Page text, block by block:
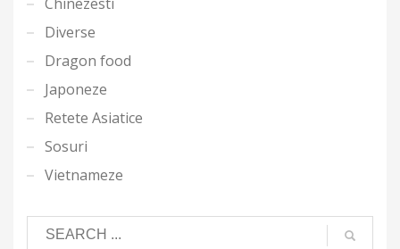
Diverse
Dragon food
Japoneze
Retete Asiatice
Sosuri
Vietnameze